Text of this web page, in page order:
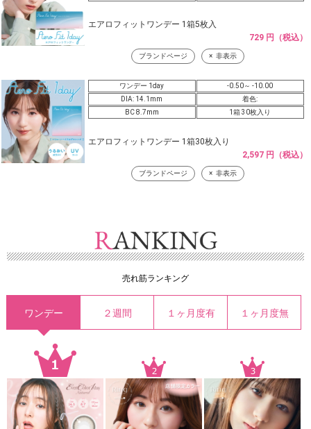
エアロフィットワンデー 1箱5枚入
729 円（税込）
ブランドページ 非表示
ワンデー 1day
-0.50～ -10.00
DIA: 14.1mm
着色:
BC 8.7mm
1箱 30枚入り
エアロフィットワンデー 1箱30枚入り
2,597 円（税込）
ブランドページ 非表示
売れ筋ランキング
ワンデー ２週間 １ヶ月度有 １ヶ月度無